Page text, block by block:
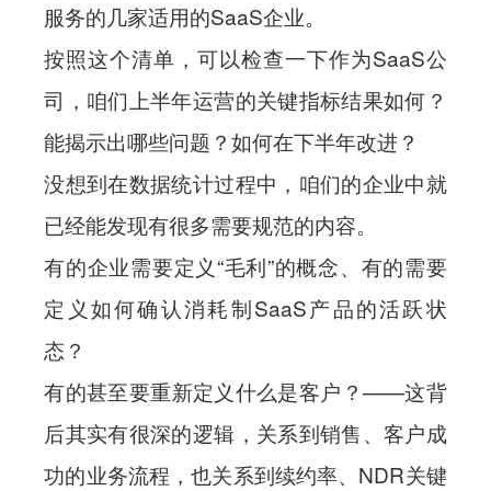
服务的几家适用的SaaS企业。
按照这个清单，可以检查一下作为SaaS公
司，咱们上半年运营的关键指标结果如何？
能揭示出哪些问题？如何在下半年改进？
没想到在数据统计过程中，咱们的企业中就
已经能发现有很多需要规范的内容。
有的企业需要定义“毛利”的概念、有的需要
定义如何确认消耗制SaaS产品的活跃状
态？
有的甚至要重新定义什么是客户？——这背
后其实有很深的逻辑，关系到销售、客户成
功的业务流程，也关系到续约率、NDR关键